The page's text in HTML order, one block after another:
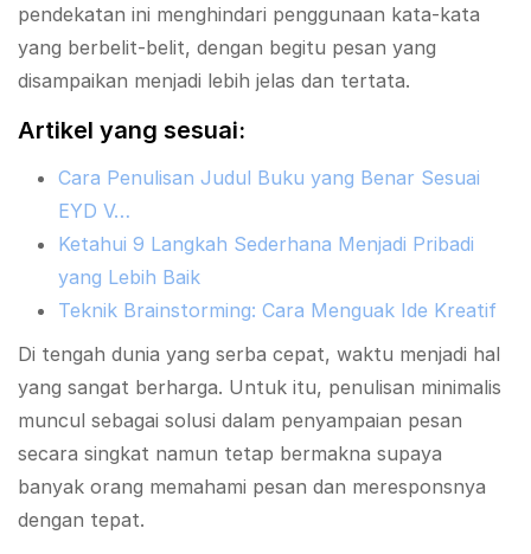
pendekatan ini menghindari penggunaan kata-kata
yang berbelit-belit, dengan begitu pesan yang
disampaikan menjadi lebih jelas dan tertata.
Artikel yang sesuai:
Cara Penulisan Judul Buku yang Benar Sesuai
EYD V…
Ketahui 9 Langkah Sederhana Menjadi Pribadi
yang Lebih Baik
Teknik Brainstorming: Cara Menguak Ide Kreatif
Di tengah dunia yang serba cepat, waktu menjadi hal
yang sangat berharga. Untuk itu, penulisan minimalis
muncul sebagai solusi dalam penyampaian pesan
secara singkat namun tetap bermakna supaya
banyak orang memahami pesan dan meresponsnya
dengan tepat.